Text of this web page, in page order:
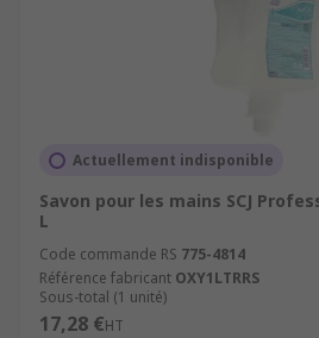
Actuellement indisponible
Savon pour les mains SCJ
L
Code commande RS 775-4814
Référence fabricant OXY1LTRRS
Sous-total (1 unité)
17,28 €HT